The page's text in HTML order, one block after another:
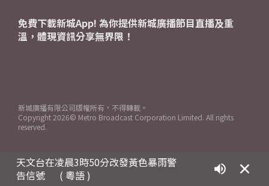
天文台在凌晨3時50分改發黃色暴雨警
告信號
( 粵語 )
免費下載新城App! 為你提供新城廣播節目直播及重
溫，體現資訊分享無界限！
新城廣播有限公司版權所有，不得轉載。
Copyright 2026© Metro Broadcast Corporation Limited. All rights
reserved.